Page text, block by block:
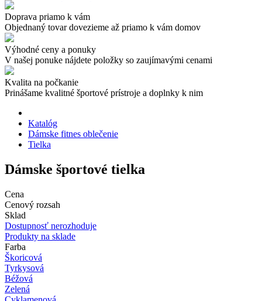
Doprava priamo k vám
Objednaný tovar dovezieme až priamo k vám domov
Výhodné ceny a ponuky
V našej ponuke nájdete položky so zaujímavými cenami
Kvalita na počkanie
Prinášame kvalitné športové prístroje a doplnky k nim
Katalóg
Dámske fitnes oblečenie
Tielka
Dámske športové tielka
Cena
Cenový rozsah
Sklad
Dostupnosť nerozhoduje
Produkty na sklade
Farba
Škoricová
Tyrkysová
Béžová
Zelená